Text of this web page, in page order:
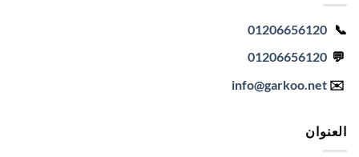
📞
01206656120
💬
01206656120
✉️
info@garkoo.net
العنوان